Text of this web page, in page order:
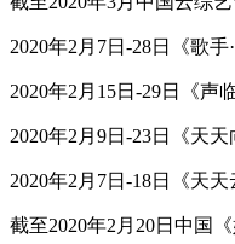
2020年2月7日-28日《歌
2020年2月15日-29日《声
2020年2月9日-23日《天
2020年2月7日-18日《天
截至2020年2月20日中国